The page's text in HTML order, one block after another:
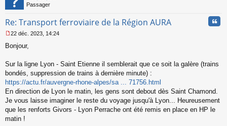
Passager
Re: Transport ferroviaire de la Région AURA
e
s
g
e
n
o
n
u
22 déc. 2023, 14:24
Bonjour,
Sur la ligne Lyon - Saint Etienne il semblerait que ce soit la galère (trains
bondés, suppression de trains à dernière minute) :
https://actu.fr/auvergne-rhone-alpes/sa ... 71756.html
En direction de Lyon le matin, les gens sont debout dès Saint Chamond.
Je vous laisse imaginer le reste du voyage jusqu'à Lyon... Heureusement
que les renforts Givors - Lyon Perrache ont été remis en place en HP le
matin !